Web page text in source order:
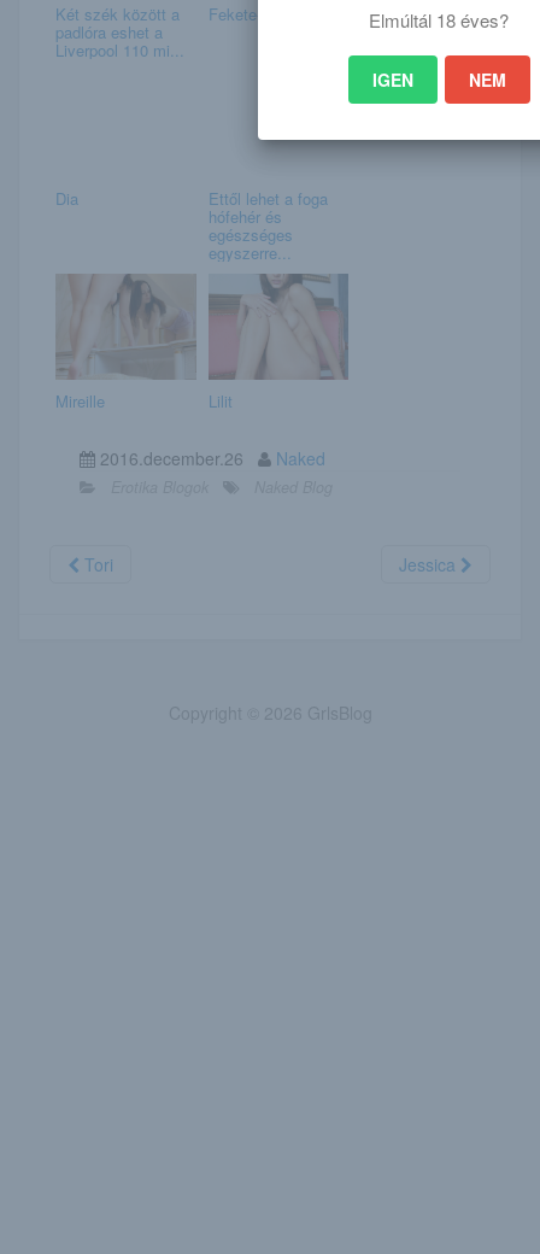
Két szék között a
padlóra eshet a
Liverpool 110 mi...
Fekete- fehér
Dia Ettől lehet a foga
hófehér és
egészséges
egyszerre...
Mireille Lilit
2016.december.26 Naked
Tori Jessica
Elmúltál 18 éves?
IGEN NEM